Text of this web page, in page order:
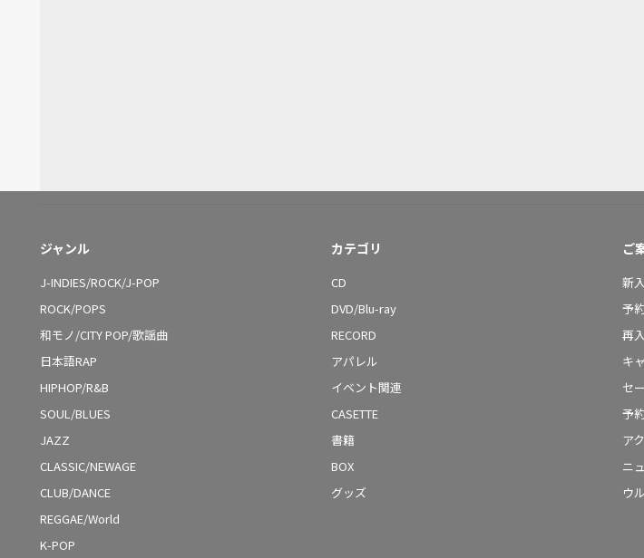
ジャンル
J-INDIES/ROCK/J-POP
ROCK/POPS
和モノ/CITY POP/歌謡曲
日本語RAP
HIPHOP/R&B
SOUL/BLUES
JAZZ
CLASSIC/NEWAGE
CLUB/DANCE
REGGAE/World
K-POP
カテゴリ
CD
DVD/Blu-ray
RECORD
アパレル
イベント関連
CASETTE
書籍
BOX
グッズ
ご
新
予
再
キ
セ
予
ア
ニ
ウ